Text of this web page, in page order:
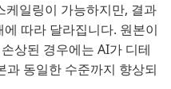
케일링이 가능하지만, 결과
따라 달라집니다. 원본이
상된 경우에는 AI가 디테
과 동일한 수준까지 향상되